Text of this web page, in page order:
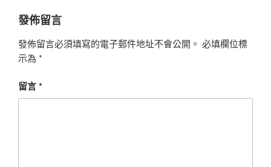
發佈留言
發佈留言必須填寫的電子郵件地址不會公開。 必填欄位標
示為 *
留言*